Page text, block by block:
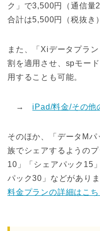
ク」で3,500円（通信量
合計は5,500円（税抜き
また、「Xiデータプラ
割を適用させ、spモー
用することも可能。
→ iPad/料金/その他
そのほか、「データM
族でシェアするようの
10」「シェアパック15
パック30」などがありま
料金プランの詳細はこち